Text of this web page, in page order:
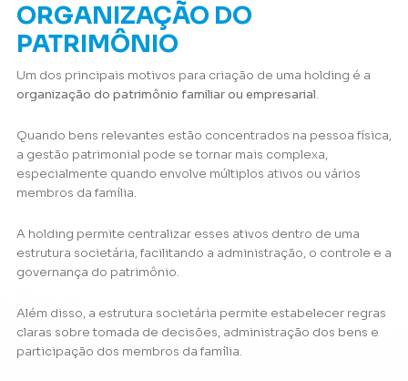
ORGANIZAÇÃO DO
PATRIMÔNIO
Um dos principais motivos para criação de uma holding é a
organização do patrimônio familiar ou empresarial.
Quando bens relevantes estão concentrados na pessoa física,
a gestão patrimonial pode se tornar mais complexa,
especialmente quando envolve múltiplos ativos ou vários
membros da família.
A holding permite centralizar esses ativos dentro de uma
estrutura societária, facilitando a administração, o controle e a
governança do patrimônio.
Além disso, a estrutura societária permite estabelecer regras
claras sobre tomada de decisões, administração dos bens e
participação dos membros da família.